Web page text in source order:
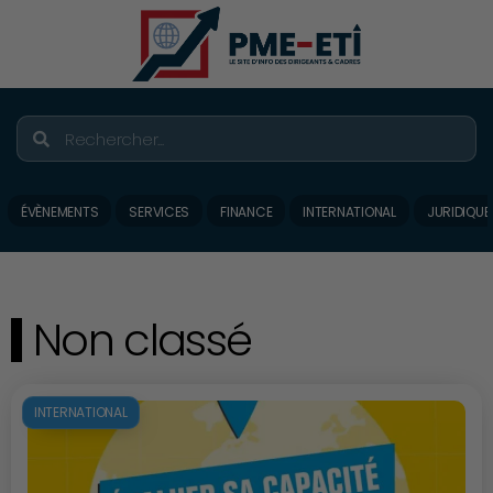
ÉVÈNEMENTS SERVICES FINANCE INTERNATIONAL JURIDIQUE
Non classé
INTERNATIONAL